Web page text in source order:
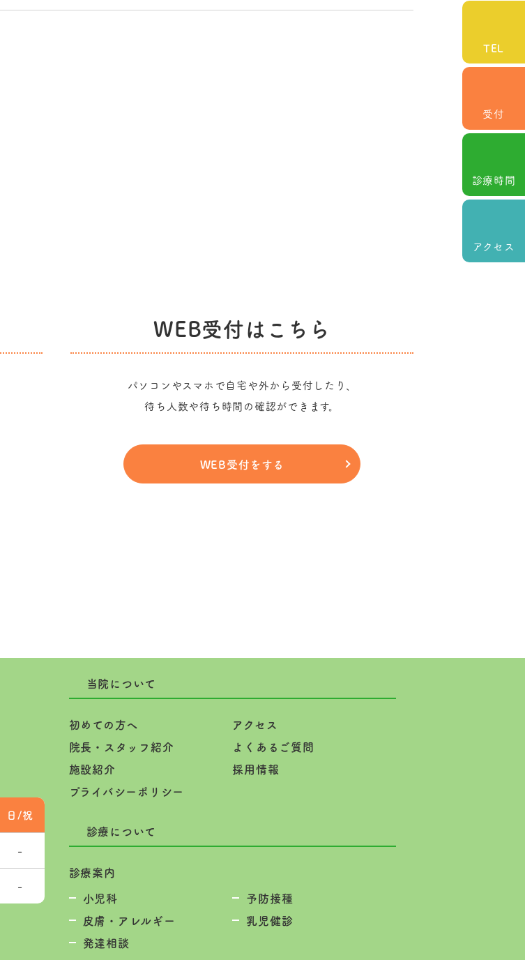
WEB受付はこちら
パソコンやスマホで自宅や外から受付したり、
待ち人数や待ち時間の確認ができます。
WEB受付をする
日/祝
-
-
当院について
初めての方へ
アクセス
院長・スタッフ紹介
よくあるご質問
施設紹介
採用情報
プライバシーポリシー
診療について
診療案内
小児科
予防接種
皮膚・アレルギー
乳児健診
発達相談
TEL
受付
診療時間
アクセス